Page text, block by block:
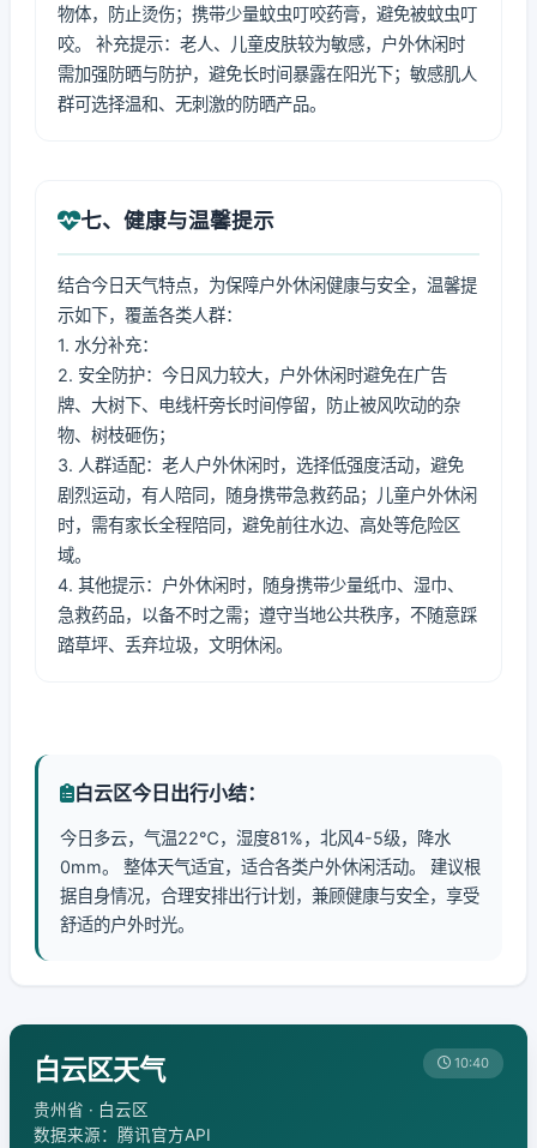
物体，防止烫伤；携带少量蚊虫叮咬药膏，避免被蚊虫叮
咬。 补充提示：老人、儿童皮肤较为敏感，户外休闲时
需加强防晒与防护，避免长时间暴露在阳光下；敏感肌人
群可选择温和、无刺激的防晒产品。
七、健康与温馨提示
结合今日天气特点，为保障户外休闲健康与安全，温馨提
示如下，覆盖各类人群：
1. 水分补充：
2. 安全防护：今日风力较大，户外休闲时避免在广告
牌、大树下、电线杆旁长时间停留，防止被风吹动的杂
物、树枝砸伤；
3. 人群适配：老人户外休闲时，选择低强度活动，避免
剧烈运动，有人陪同，随身携带急救药品；儿童户外休闲
时，需有家长全程陪同，避免前往水边、高处等危险区
域。
4. 其他提示：户外休闲时，随身携带少量纸巾、湿巾、
急救药品，以备不时之需；遵守当地公共秩序，不随意踩
踏草坪、丢弃垃圾，文明休闲。
白云区今日出行小结：
今日多云，气温22℃，湿度81%，北风4-5级，降水
0mm。 整体天气适宜，适合各类户外休闲活动。 建议根
据自身情况，合理安排出行计划，兼顾健康与安全，享受
舒适的户外时光。
白云区天气
贵州省 · 白云区
数据来源：腾讯官方API
10:40